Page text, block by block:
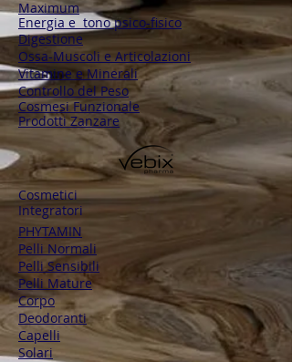
Maximum
Energia e tono psico-fisico
Digestione
Ossa-Muscoli e Articolazioni
Vitamine e Minerali
Controllo del Peso
Cosmesi Funzionale
Prodotti Zanzare
Cosmetici
Integratori
PHYTAMIN
Pelli Normali
Pelli Sensibili
Pelli Mature
Corpo
Deodoranti
Capelli
Solari